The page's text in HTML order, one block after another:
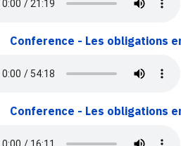
Conference - Les obligations
Conference - Les obligations